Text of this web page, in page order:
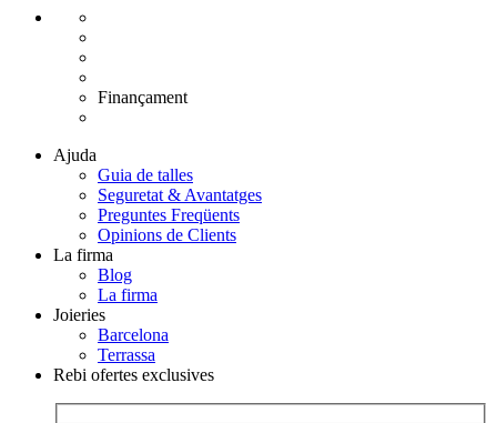
Finançament
Ajuda
Guia de talles
Seguretat & Avantatges
Preguntes Freqüents
Opinions de Clients
La firma
Blog
La firma
Joieries
Barcelona
Terrassa
Rebi ofertes exclusives